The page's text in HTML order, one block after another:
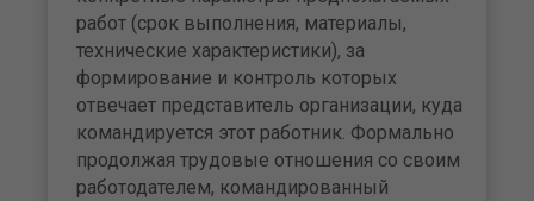
ра­бот (срок выполнения, материа­лы,
технические характеристи­ки), за
формирование и контроль которых
отвечает представитель организации, куда
командирует­ся этот работник. Формально
продолжая трудовые отношения со своим
работодателем, коман­дированный